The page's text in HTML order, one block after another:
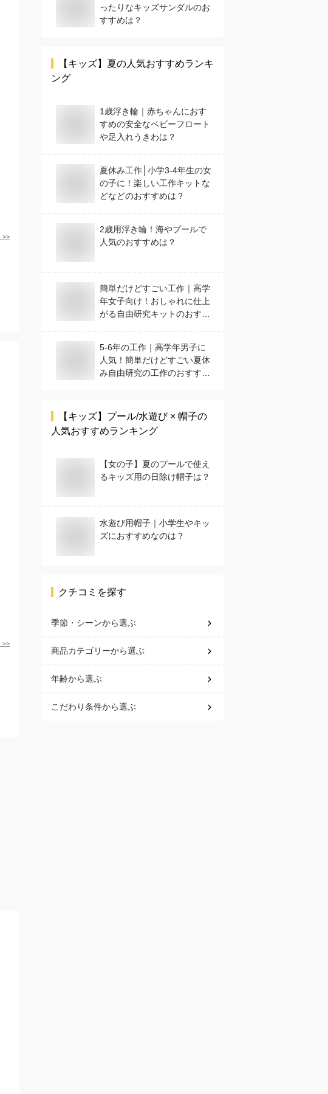
>>
>>
ったりなキッズサンダルのお
すすめは？
【キッズ】 夏の人気おすすめランキ
ング
1歳浮き輪｜赤ちゃんにおす
すめの安全なベビーフロート
や足入れうきわは？
夏休み工作│小学3-4年生の女
の子に！楽しい工作キットな
どなどのおすすめは？
2歳用浮き輪！海やプールで
人気のおすすめは？
簡単だけどすごい工作｜高学
年女子向け！おしゃれに仕上
がる自由研究キットのおすす
5-6年の工作｜高学年男子に
人気！簡単だけどすごい夏休
み自由研究の工作のおすすめ
【キッズ】 プール/水遊び × 帽子の
人気おすすめランキング
【女の子】夏のプールで使え
るキッズ用の日除け帽子は？
水遊び用帽子｜小学生やキッ
ズにおすすめなのは？
クチコミを探す
季節・シーンから選ぶ
商品カテゴリーから選ぶ
年齢から選ぶ
こだわり条件から選ぶ